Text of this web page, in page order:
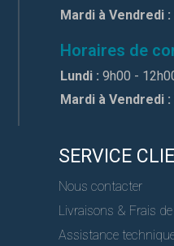
Mardi à Vendredi :
Horaires de
Lundi : 9h00 -
Mardi à Vendredi :
SERVICE
Nous contacter
Livraisons & Frais
Assistance